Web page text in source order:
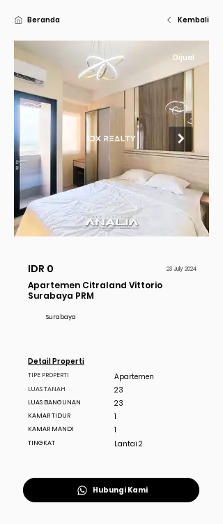
Beranda Kembali
Dijual
IDR 0 23 July 2024
Apartemen Citraland Vittorio
Surabaya PRM
Surabaya
Detail Properti
TIPE PROPERTI
LUAS TANAH
LUAS BANGUNAN
KAMAR TIDUR
KAMAR MANDI
TINGKAT
Apartemen
23
23
1
1
Lantai 2
Hubungi Kami